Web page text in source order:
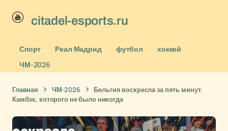
citadel-esports.ru
Спорт Реал Мадрид футбол
хоккей
ЧМ-2026
Главная ЧМ-2026
Бельгия воскресла за пять минут.
Камбэк, которого не было никогда